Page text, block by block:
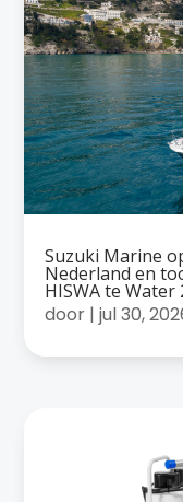
Suzuki Marine
Nederland en
HISWA te Water
door |jul 30,